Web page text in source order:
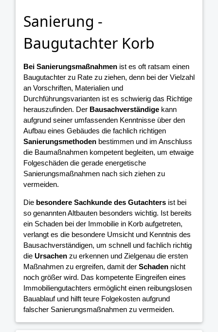
Sanierung -
Baugutachter Korb
Bei Sanierungsmaßnahmen ist es oft ratsam einen
Baugutachter zu Rate zu ziehen, denn bei der Vielzahl
an Vorschriften, Materialien und
Durchführungsvarianten ist es schwierig das Richtige
herauszufinden. Der Bausachverständige kann
aufgrund seiner umfassenden Kenntnisse über den
Aufbau eines Gebäudes die fachlich richtigen
Sanierungsmethoden bestimmen und im Anschluss
die Baumaßnahmen kompetent begleiten, um etwaige
Folgeschäden die gerade energetische
Sanierungsmaßnahmen nach sich ziehen zu
vermeiden.
Die besondere Sachkunde des Gutachters ist bei
so genannten Altbauten besonders wichtig. Ist bereits
ein Schaden bei der Immobilie in Korb aufgetreten,
verlangt es die besondere Umsicht und Kenntnis des
Bausachverständigen, um schnell und fachlich richtig
die Ursachen zu erkennen und Zielgenau die ersten
Maßnahmen zu ergreifen, damit der Schaden nicht
noch größer wird. Das kompetente Eingreifen eines
Immobiliengutachters ermöglicht einen reibungslosen
Bauablauf und hilft teure Folgekosten aufgrund
falscher Sanierungsmaßnahmen zu vermeiden.